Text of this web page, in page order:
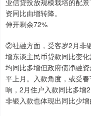
业信贷投放规模栽培的配
资同比由增转降。
伸开剩余72%
②社融方面，受客岁2月非
增东谈主民币贷款同比变
均同比多增但政府债净融
平上月。入款角度，或受
响，2月住户入款同比多增
非银入款也体现出同比少